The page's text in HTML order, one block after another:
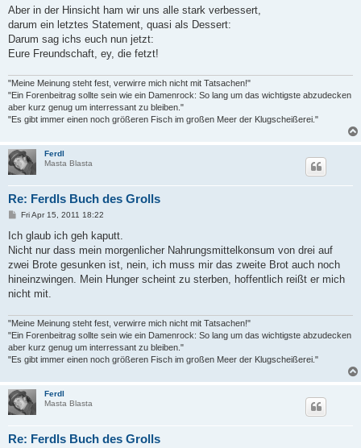
Aber in der Hinsicht ham wir uns alle stark verbessert,
darum ein letztes Statement, quasi als Dessert:
Darum sag ichs euch nun jetzt:
Eure Freundschaft, ey, die fetzt!
"Meine Meinung steht fest, verwirre mich nicht mit Tatsachen!"
"Ein Forenbeitrag sollte sein wie ein Damenrock: So lang um das wichtigste abzudecken
aber kurz genug um interressant zu bleiben."
"Es gibt immer einen noch größeren Fisch im großen Meer der Klugscheißerei."
Ferdl
Masta Blasta
Re: Ferdls Buch des Grolls
P
s
Fri Apr 15, 2011 18:22
Ich glaub ich geh kaputt.
Nicht nur dass mein morgenlicher Nahrungsmittelkonsum von drei auf
zwei Brote gesunken ist, nein, ich muss mir das zweite Brot auch noch
hineinzwingen. Mein Hunger scheint zu sterben, hoffentlich reißt er mich
nicht mit.
"Meine Meinung steht fest, verwirre mich nicht mit Tatsachen!"
"Ein Forenbeitrag sollte sein wie ein Damenrock: So lang um das wichtigste abzudecken
aber kurz genug um interressant zu bleiben."
"Es gibt immer einen noch größeren Fisch im großen Meer der Klugscheißerei."
Ferdl
Masta Blasta
Re: Ferdls Buch des Grolls